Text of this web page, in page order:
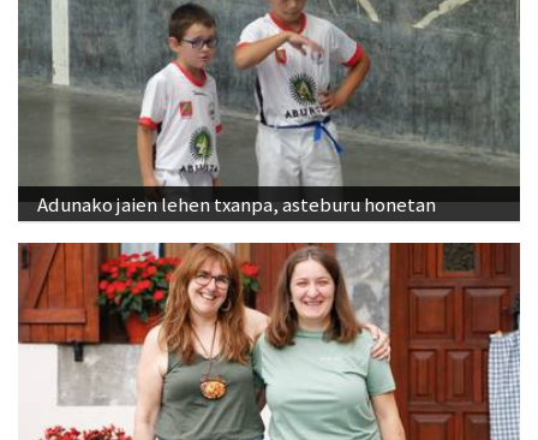
Adunako jaien lehen txanpa, asteburu honetan